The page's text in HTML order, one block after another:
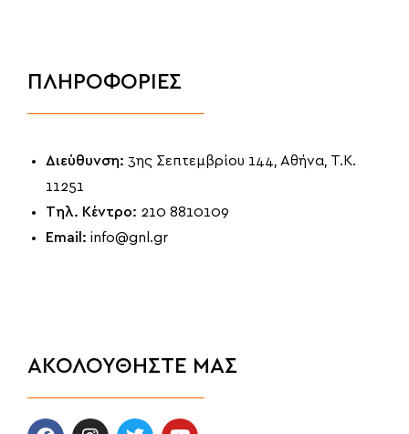
ΠΛΗΡΟΦΟΡΙΕΣ
Διεύθυνση: 3ης Σεπτεμβρίου 144, Αθήνα, Τ.Κ.
11251
Τηλ. Κέντρο: 210 8810109
Email: info@gnl.gr
ΑΚΟΛΟΥΘΗΣΤΕ ΜΑΣ